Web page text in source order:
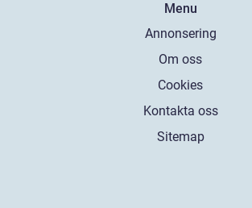
Menu
Annonsering
Om oss
Cookies
Kontakta oss
Sitemap